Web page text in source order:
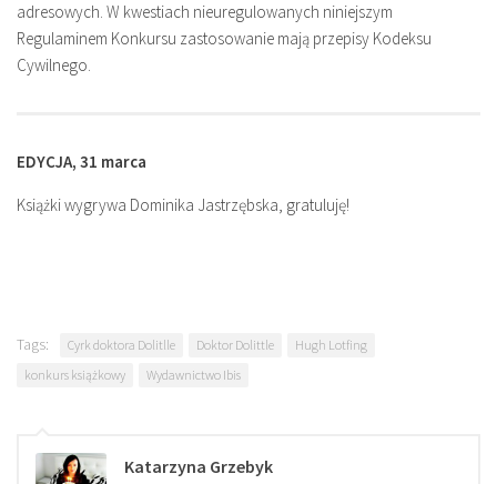
adresowych. W kwestiach nieuregulowanych niniejszym
Regulaminem Konkursu zastosowanie mają przepisy Kodeksu
Cywilnego.
EDYCJA, 31 marca
Książki wygrywa Dominika Jastrzębska, gratuluję!
Tags: Cyrk doktora Dolitlle Doktor Dolittle
Hugh Lotfing
konkurs książkowy
Wydawnictwo Ibis
Katarzyna Grzebyk